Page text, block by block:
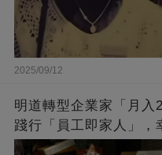
2025/09/12
明道轉型企業家「月入
踐行「員工即家人」，
闆的福報